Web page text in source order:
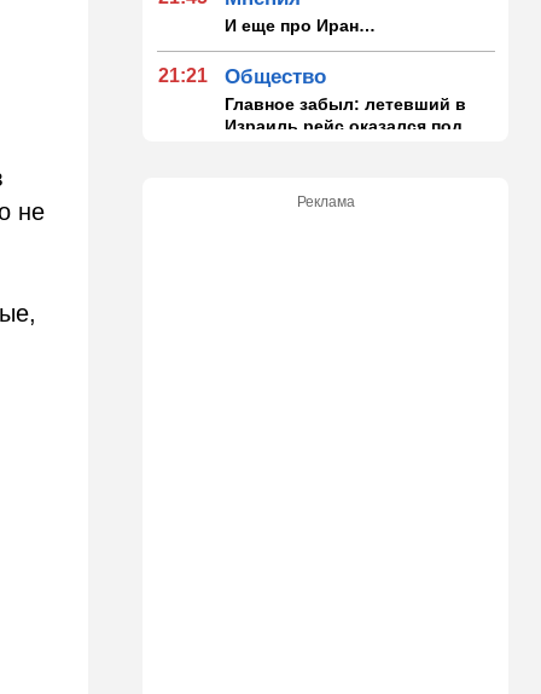
не
И еще про Иран…
21:21 Общество
Главное забыл: летевший в
Израиль рейс оказался под
ИзраильРеклама